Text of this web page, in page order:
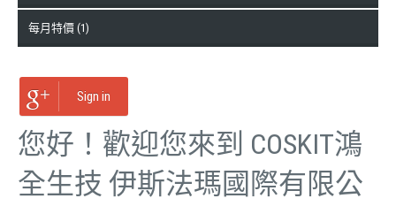
每月特價 (1)
Sign in
您好！歡迎您來到 COSKIT鴻
全生技 伊斯法瑪國際有限公